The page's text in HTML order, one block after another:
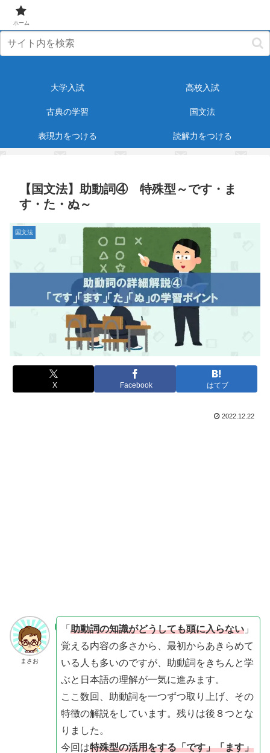
大学入試 高校入試
古典の学習 国文法
表現力をつける 読解力をつける
【国文法】助動詞④ 特殊型～です・ま
す・た・ぬ～
国文法
X Facebook はてブ
2022.12.22
まさお
「 助動詞の知識がどうしても頭に入らない」
覚える内容の多さから、最初からあきらめて
いる人も多いのですが、助動詞をきちんと学
ぶと日本語の理解が一気に進みます。
ここ数回、助動詞を一つずつ取り上げ、その
特徴の解説をしています。残りは後８つとな
りました。
今回は特殊型の活用をする「です」「ます」
ホーム